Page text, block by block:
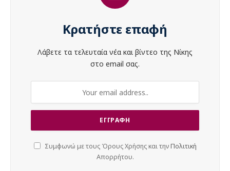
Κρατήστε επαφή
Λάβετε τα τελευταία νέα και βίντεο της Νίκης
στο email σας.
Συμφωνώ με τους Όρους Χρήσης και τηνΠολιτική
Απορρήτου.